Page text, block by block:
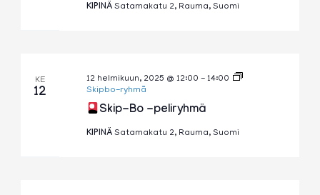
KIPINÄ Satamakatu 2, Rauma, Suomi
KE
12
Skip-Bo -peliryhmä
12 helmikuun, 2025 @ 12:00 - 14:00
Skipbo-ryhmä
KIPINÄ Satamakatu 2, Rauma, Suomi